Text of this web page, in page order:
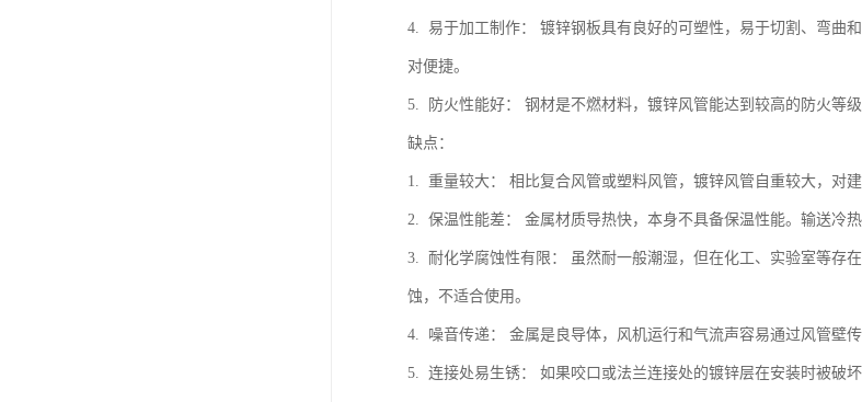
4. 易于加工制作： 镀锌钢板具有良好的可塑性，易于切割、弯曲
对便捷。
5. 防火性能好： 钢材是不燃材料，镀锌风管能达到较高的防火等
缺点：
1. 重量较大： 相比复合风管或塑料风管，镀锌风管自重较大，对
2. 保温性能差： 金属材质导热快，本身不具备保温性能。输送冷
3. 耐化学腐蚀性有限： 虽然耐一般潮湿，但在化工、实验室等存
蚀，不适合使用。
4. 噪音传递： 金属是良导体，风机运行和气流声容易通过风管壁
5. 连接处易生锈： 如果咬口或法兰连接处的镀锌层在安装时被破